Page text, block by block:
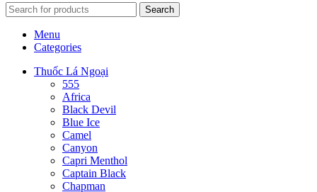
Search
Menu
Categories
Thuốc Lá Ngoại
555
Africa
Black Devil
Blue Ice
Camel
Canyon
Capri Menthol
Captain Black
Chapman